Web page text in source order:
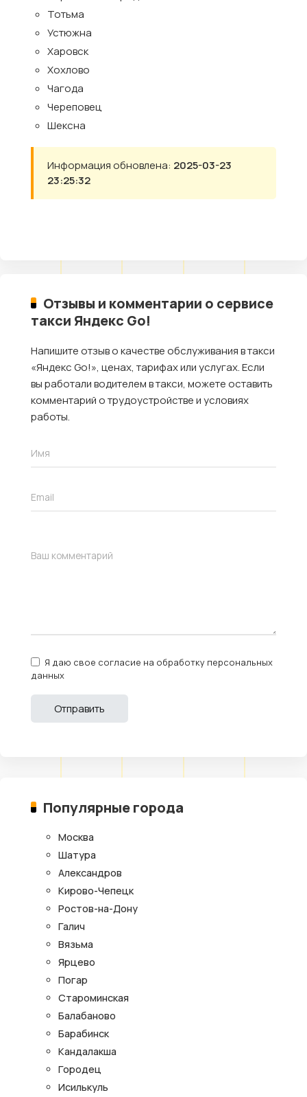
Тотьма
Устюжна
Харовск
Хохлово
Чагода
Череповец
Шексна
Информация обновлена: 2025-03-23
23:25:32
Отзывы и комментарии о сервисе
такси Яндекс Go!
Напишите отзыв о качестве обслуживания в такси
«Яндекс Go!», ценах, тарифах или услугах. Если
вы работали водителем в такси, можете оставить
комментарий о трудоустройстве и условиях
работы.
Я даю свое согласие на обработку персональных
данных
Популярные города
Москва
Шатура
Александров
Кирово-Чепецк
Ростов-на-Дону
Галич
Вязьма
Ярцево
Погар
Староминская
Балабаново
Барабинск
Кандалакша
Городец
Исилькуль